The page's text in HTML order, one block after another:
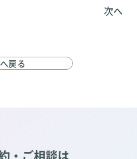
次へ
戻る